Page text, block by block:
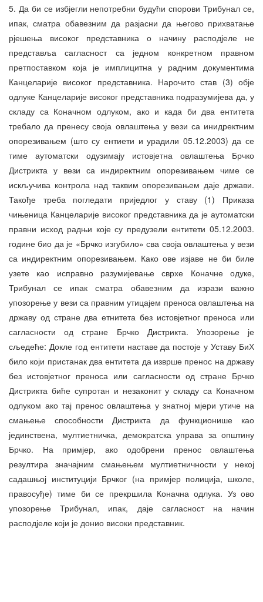
5. Да би се избјегли непотребни будући спорови Трибунал се,
ипак, сматра обавезним да разјасни да његово прихватање
рјешења високог представника о начину расподјеле не
представља сагласност са једном конкретном правном
претпоставком која је имплицитна у радним документима
Канцеларије високог представника. Нарочито став (3) обје
одлуке Канцеларије високог представника подразумијева да, у
складу са Коначном одлуком, ако и када би два ентитета
требало да пренесу своја овлаштења у вези са инидректним
опорезивањем (што су ентиети и урадили 05.12.2003) да се
тиме аутоматски одузимају истовјетна овлаштења Брчко
Дистрикта у вези са индиректним опорезивањем чиме се
искључива контрола над таквим опорезивањем даје држави.
Такође треба погледати приједлог у ставу (1) Приказа
чињеница Канцеларије високог представника да је аутоматски
правни исход радњи које су предузели ентитети 05.12.2003.
године био да је «Брчко изгубило» сва своја овлаштења у вези
са индиректним опорезивањем. Како ове изјаве не би биле
узете као исправно разумијевање сврхе Коначне одуке,
Трибунал се ипак сматра обавезним да изрази важно
упозорење у вези са правним утицајем преноса овлаштења на
државу од стране два етнитета без истовјетног преноса или
сагласности од стране Брчко Дистрикта. Упозорење је
сљедеће: Докле год ентитети наставе да постоје у Уставу БиХ
било који пристанак два ентитета да изврше пренос на државу
без истовјетног преноса или сагласности од стране Брчко
Дистрикта биће супротан и незаконит у складу са Коначном
одлуком ако тај пренос овлаштења у знатној мјери утиче на
смањење способности Дистрикта да функционише као
јединствена, мултиетничка, демократска управа за општину
Брчко. На примјер, ако одобрени пренос овлаштења
резултира значајним смањењем мултиетничности у некој
садашњој институцији Брчког (на примјер полиција, школе,
правосуђе) тиме би се прекршила Коначна одлука. Уз ово
упозорење Трибунал, ипак, даје сагласност на начин
расподјеле који је донио високи представник.